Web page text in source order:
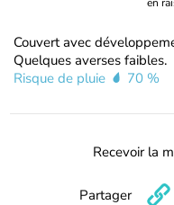
en
Couvert avec
Quelques averses faibles.
Risque de pluie
70 %
Recevoir la
Partager